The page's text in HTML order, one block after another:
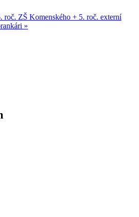
roč. ZŠ Komenského + 5. roč. externí
»